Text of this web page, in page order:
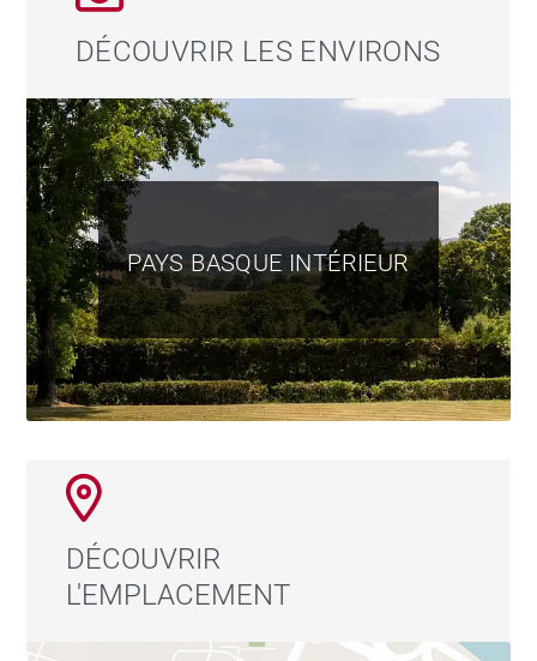
DÉCOUVRIR LES ENVIRONS
PAYS BASQUE INTÉRIEUR
DÉCOUVRIR
L'EMPLACEMENT